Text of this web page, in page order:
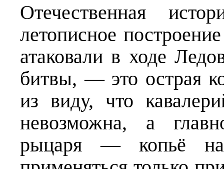
Отечественная
летописное
атаковали в ходе
битвы, — это острая
из виду, что
невозможна, а
рыцаря — копьё